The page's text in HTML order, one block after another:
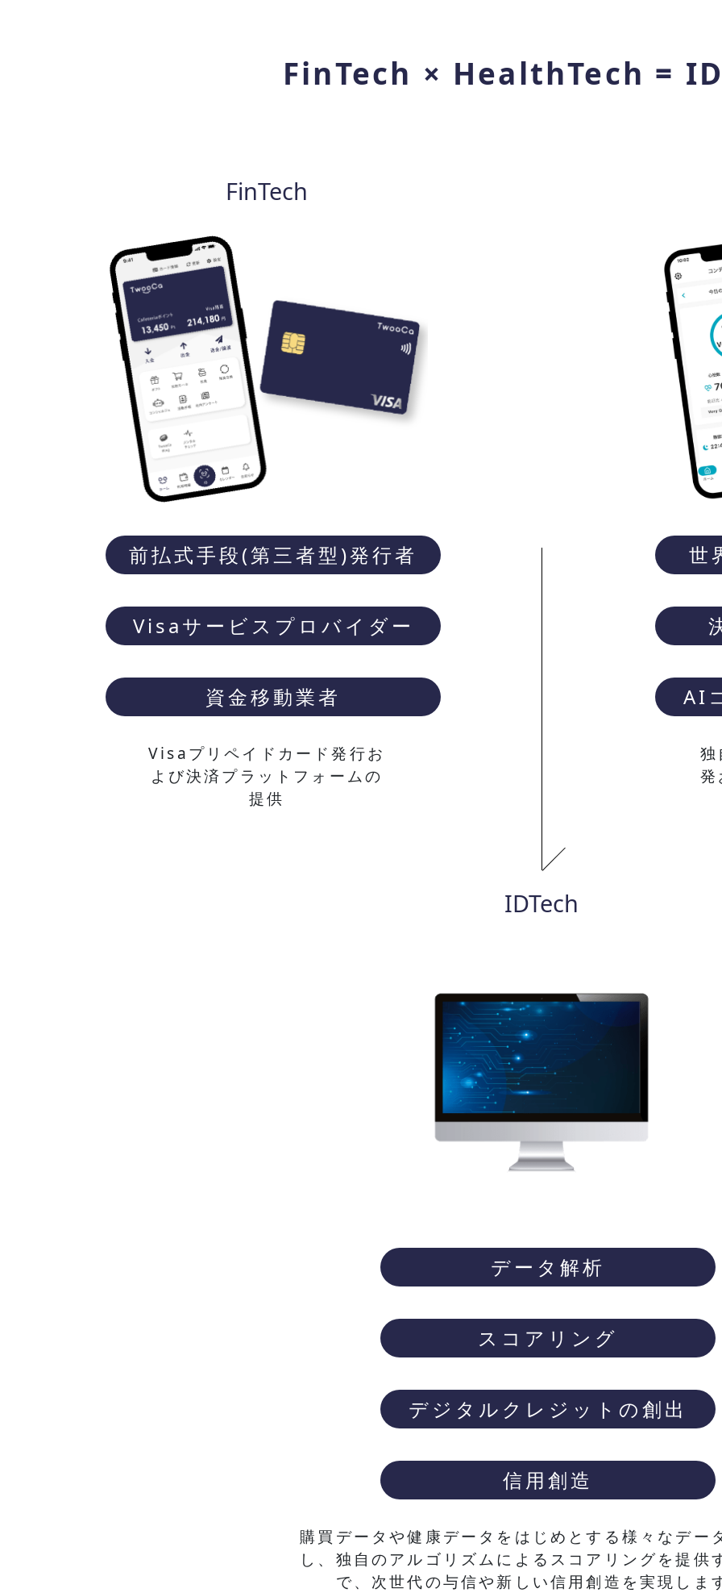
FinTech × HealthTech =
FinTech
前払式手段(第三者型)発行者
Visaサービスプロバイダー
資金移動業者
Visaプリペイドカード発行お
よび決済プラットフォームの
提供
世
AI
独
発
IDTech
データ解析
スコアリング
デジタルクレジットの創出
信用創造
購買データや健康データをはじめとする様々なデー
し、独自のアルゴリズムによるスコアリングを提供
で、次世代の与信や新しい信用創造を実現しま